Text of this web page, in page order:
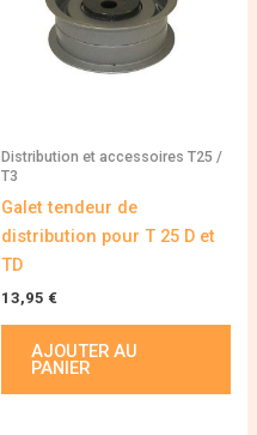
Distribution et accessoires T25 /
T3
Galet tendeur de
distribution pour T 25 D et
TD
13,95 €
AJOUTER AU
PANIER